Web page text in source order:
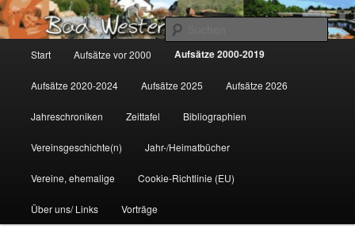
Zum
primären
Inhalt
springen
Gemeinsam für Bad Westernkotten
Start Aufsätze vor 2000 Aufsätze 2000-2019
Aufsätze 2020-2024 Aufsätze 2025 Aufsätze 2026
Jahreschroniken Zeittafel Bibliographien
Vereinsgeschichte(n) Jahr-/Heimatbücher
Vereine, ehemalige Cookie-Richtlinie (EU)
Über uns/ Links Vorträge